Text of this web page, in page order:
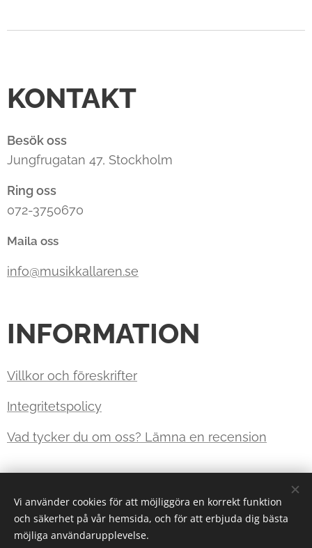
KONTAKT
Besök oss
Jungfrugatan 47, Stockholm
Ring oss
072-3750670
Maila oss
info@musikkallaren.se
INFORMATION
Villkor och föreskrifter
Integritetspolicy
Vad tycker du om oss? Lämna en recension
Jungfrugatan 47, 11444 Stockholm - Org.Nr:559491-5497
Cookies
Vi använder cookies för att möjliggöra en korrekt funktion
och säkerhet på vår hemsida, och för att erbjuda dig bästa
möjliga användarupplevelse.